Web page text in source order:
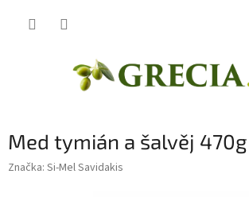
Med tymián a šalvěj 470g
Značka: Si-Mel Savidakis